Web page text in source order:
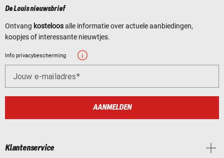
De Louis nieuwsbrief
Ontvang kosteloosalle informatie over actuele aanbiedingen,
koopjes of interessante nieuwtjes.
Info privacybescherming
Jouw e-mailadres
AANMELDEN
Klantenservice